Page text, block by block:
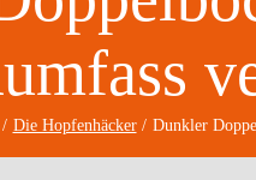
Die Hopfenhäcker Dunkler